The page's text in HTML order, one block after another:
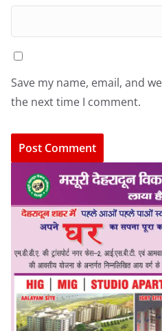
Save my name, email, and
the next time I comment.